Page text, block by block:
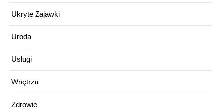
Ukryte Zajawki
Uroda
Usługi
Wnętrza
Zdrowie